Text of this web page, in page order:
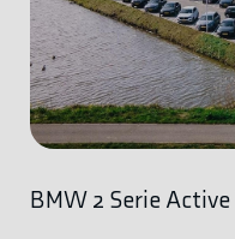
BMW 2 Serie Active